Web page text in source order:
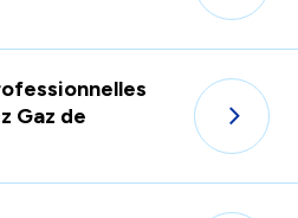
Gaz de